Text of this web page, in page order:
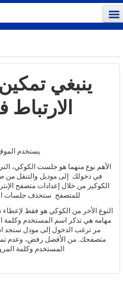
ينبغي
يستخدم
الأهم نوع منهما هو جلست الكوكي،
في دخولك إلى موديل والتنقل
الكوكيز من خلال إعدادات متصفح
للمتصفح ستحذف جلسات
النوع الأخر من الكوكي هو فقط
مهامه هي تذكر اسم المستخدم
مر ترغب الدخول إلى مودل ستجد
متصفحك. من الأفضل رفض، وعدم
المستخدم وكلمة